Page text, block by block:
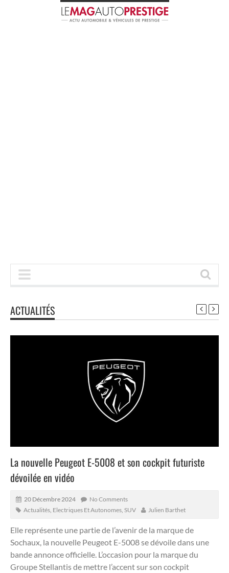
ACTUALITÉS
La nouvelle Peugeot E-5008 et son cockpit futuriste
dévoilée en vidéo
20 Décembre 2024
No Comments
Actualités Electriques Et Autonomes SUV Julien Barthet
Elle représente une partie de l’avenir de la marque de
Sochaux, la nouvelle Peugeot E-5008 se dévoile dans une
bande annonce officielle. L’occasion pour la marque du
Groupe Stellantis de mettre l’accent sur son cockpit